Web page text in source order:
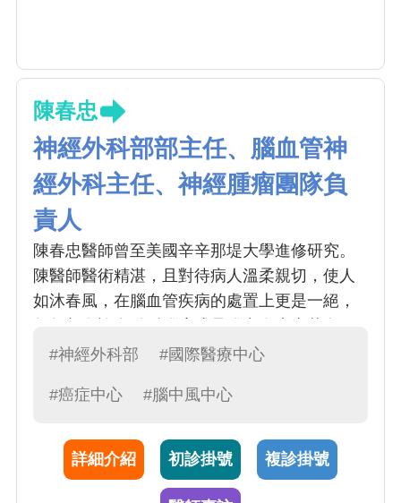
陳春忠
神經外科部部主任、腦血管神
經外科主任、神經腫瘤團隊負
責人
陳春忠醫師曾至美國辛辛那堤大學進修研究。
陳醫師醫術精湛，且對待病人溫柔親切，使人
如沐春風，在腦血管疾病的處置上更是一絕，
來，另外腦瘤手術也是專攻之一，近年來有許
的精神，許多疑難雜症到了陳醫師手上都能迎
#神經外科部 #國際醫療中心
#癌症中心 #腦中風中心
詳細介紹 初診掛號 複診掛號